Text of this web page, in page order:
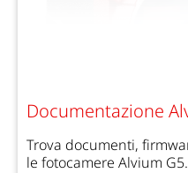
Documentazione
Trova documenti,
le fotocamere Alvium G5.